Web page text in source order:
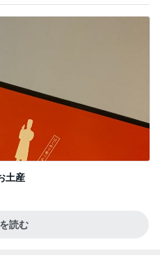
土産
読む